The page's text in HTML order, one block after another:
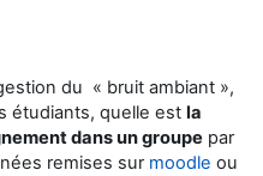
du « bruit ambiant »,
étudiants, quelle est la
dans un groupe par
remises sur moodle ou